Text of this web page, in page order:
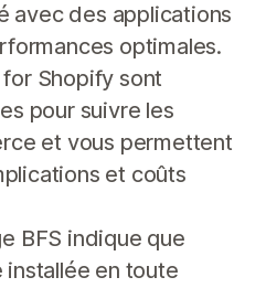
avec des applications
optimales.
Shopify sont
pour suivre les
et vous permettent
et coûts
BFS indique que
installée en toute